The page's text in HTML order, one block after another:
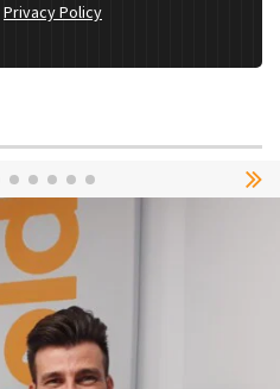
Privacy Policy